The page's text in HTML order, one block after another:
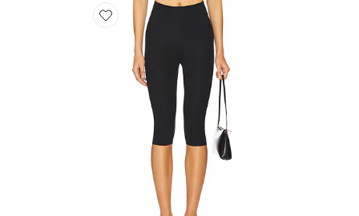
Favorite LEGGINGS CAPRI